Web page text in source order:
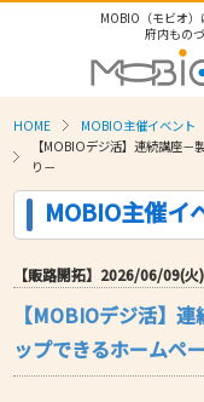
MOBIO（モビオ
府内もの
HOME
MOBIO主催イベント
【MOBIOデジ活】連続講座
り－
MOBIO主催イ
【販路開拓】2026/06/09(
【MOBIOデジ活】
ップできるホームペ